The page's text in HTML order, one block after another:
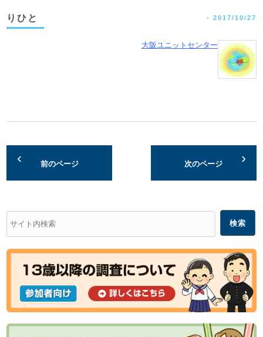
りひと - 2017/10/27
大阪ユニットセンター
前のページ 次のページ